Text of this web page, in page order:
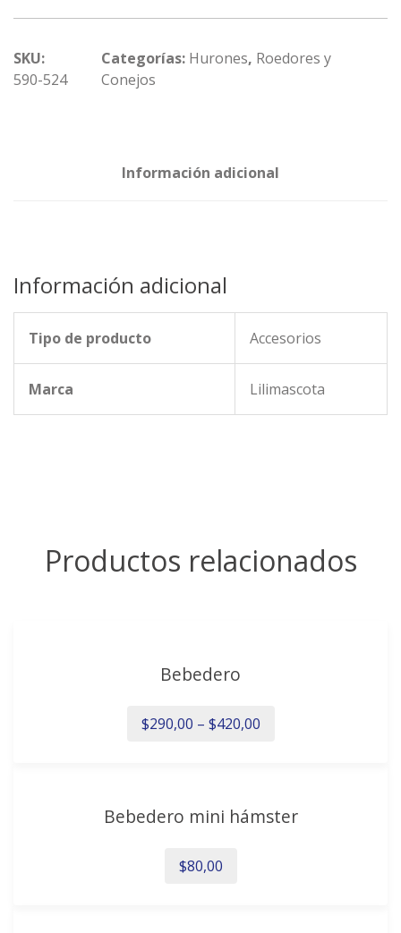
SKU:
590-524
Categorías: Hurones, Roedores y
Conejos
Información adicional
Información adicional
Tipo de producto Accesorios
Marca Lilimascota
Productos relacionados
Bebedero
$290,00 – $420,00
tiene
variantes.
Bebedero mini hámster
$80,00